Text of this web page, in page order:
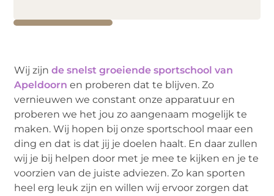
Wij zijnde snelst groeiende sportschool van
Apeldoorn en proberen dat te blijven. Zo
vernieuwen we constant onze apparatuur en
proberen we het jou zo aangenaam mogelijk te
maken. Wij hopen bij onze sportschool maar een
ding en dat is dat jij je doelen haalt. En daar zullen
wij je bij helpen door met je mee te kijken en je te
voorzien van de juiste adviezen. Zo kan sporten
heel erg leuk zijn en willen wij ervoor zorgen dat